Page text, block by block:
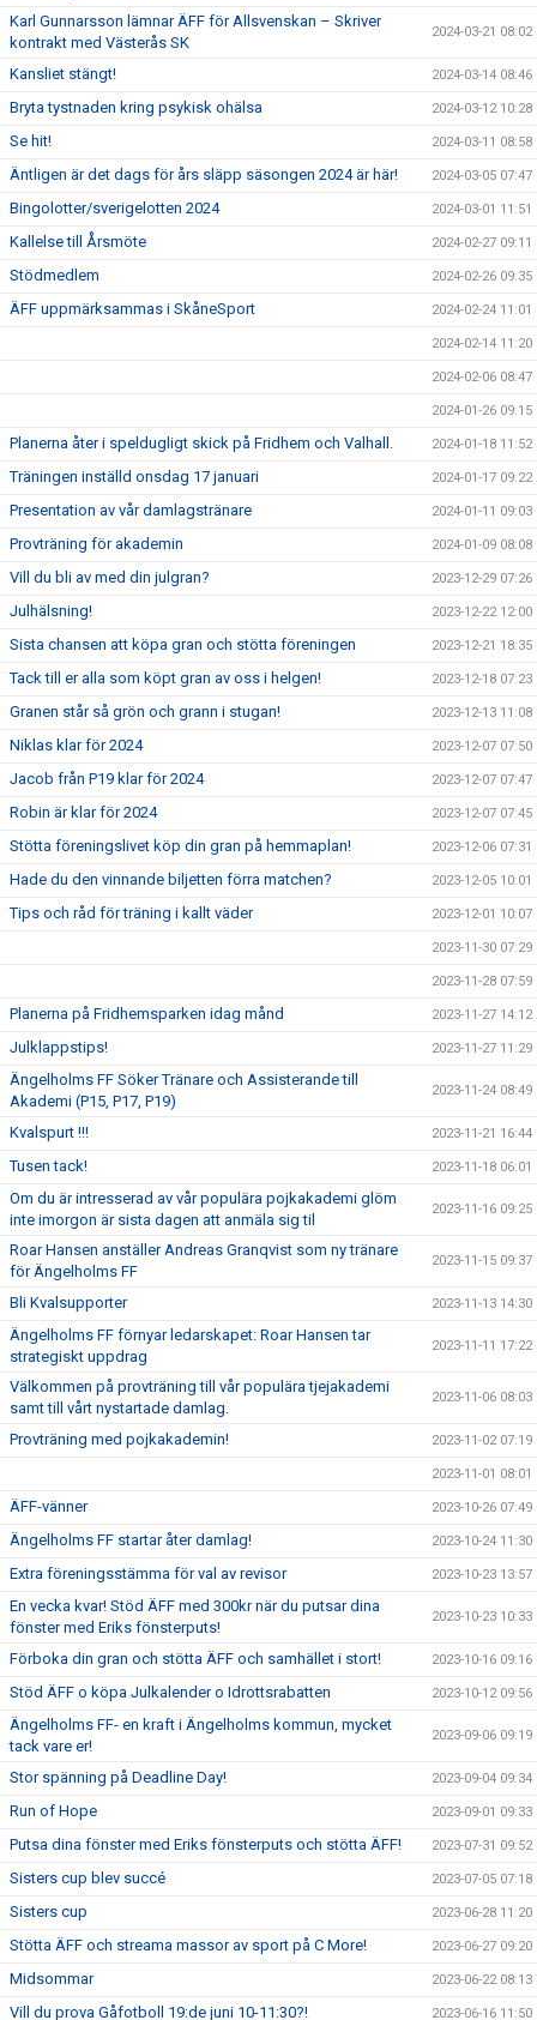
Karl Gunnarsson lämnar ÄFF för Allsvenskan – Skriver
kontrakt med Västerås SK
2024-03-21 08:02
Kansliet stängt! 2024-03-14 08:46
Bryta tystnaden kring psykisk ohälsa 2024-03-12 10:28
Se hit! 2024-03-11 08:58
Äntligen är det dags för års släpp säsongen 2024 är här! 2024-03-05 07:47
Bingolotter/sverigelotten 2024 2024-03-01 11:51
Kallelse till Årsmöte 2024-02-27 09:11
Stödmedlem 2024-02-26 09:35
ÄFF uppmärksammas i SkåneSport 2024-02-24 11:01
2024-02-14 11:20
2024-02-06 08:47
2024-01-26 09:15
Planerna åter i speldugligt skick på Fridhem och Valhall. 2024-01-18 11:52
Träningen inställd onsdag 17 januari 2024-01-17 09:22
Presentation av vår damlagstränare 2024-01-11 09:03
Provträning för akademin 2024-01-09 08:08
Vill du bli av med din julgran? 2023-12-29 07:26
Julhälsning! 2023-12-22 12:00
Sista chansen att köpa gran och stötta föreningen 2023-12-21 18:35
Tack till er alla som köpt gran av oss i helgen! 2023-12-18 07:23
Granen står så grön och grann i stugan! 2023-12-13 11:08
Niklas klar för 2024 2023-12-07 07:50
Jacob från P19 klar för 2024 2023-12-07 07:47
Robin är klar för 2024 2023-12-07 07:45
Stötta föreningslivet köp din gran på hemmaplan! 2023-12-06 07:31
Hade du den vinnande biljetten förra matchen? 2023-12-05 10:01
Tips och råd för träning i kallt väder 2023-12-01 10:07
2023-11-30 07:29
2023-11-28 07:59
Planerna på Fridhemsparken idag månd 2023-11-27 14:12
Julklappstips! 2023-11-27 11:29
Ängelholms FF Söker Tränare och Assisterande till
Akademi (P15, P17, P19)
2023-11-24 08:49
Kvalspurt !!! 2023-11-21 16:44
Tusen tack! 2023-11-18 06:01
Om du är intresserad av vår populära pojkakademi glöm
inte imorgon är sista dagen att anmäla sig til
2023-11-16 09:25
Roar Hansen anställer Andreas Granqvist som ny tränare
för Ängelholms FF
2023-11-15 09:37
Bli Kvalsupporter 2023-11-13 14:30
Ängelholms FF förnyar ledarskapet: Roar Hansen tar
strategiskt uppdrag
2023-11-11 17:22
Välkommen på provträning till vår populära tjejakademi
samt till vårt nystartade damlag.
2023-11-06 08:03
Provträning med pojkakademin! 2023-11-02 07:19
2023-11-01 08:01
ÄFF-vänner 2023-10-26 07:49
Ängelholms FF startar åter damlag! 2023-10-24 11:30
Extra föreningsstämma för val av revisor 2023-10-23 13:57
En vecka kvar! Stöd ÄFF med 300kr när du putsar dina
fönster med Eriks fönsterputs!
2023-10-23 10:33
Förboka din gran och stötta ÄFF och samhället i stort! 2023-10-16 09:16
Stöd ÄFF o köpa Julkalender o Idrottsrabatten 2023-10-12 09:56
Ängelholms FF- en kraft i Ängelholms kommun, mycket
tack vare er!
2023-09-06 09:19
Stor spänning på Deadline Day! 2023-09-04 09:34
Run of Hope 2023-09-01 09:33
Putsa dina fönster med Eriks fönsterputs och stötta ÄFF! 2023-07-31 09:52
Sisters cup blev succé 2023-07-05 07:18
Sisters cup 2023-06-28 11:20
Stötta ÄFF och streama massor av sport på C More! 2023-06-27 09:20
Midsommar 2023-06-22 08:13
Vill du prova Gåfotboll 19:de juni 10-11:30?! 2023-06-16 11:50